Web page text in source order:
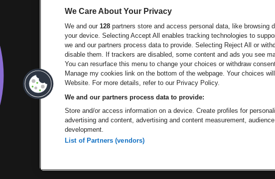
Visitez le site de Europcar
Visitez le site de
Visitez le site de Le logo
We Care About Your Privacy
We and our 128 partners store and access personal data, like browsing
your device. Selecting Accept All enables tracking technologies to
we and our partners process data to provide. Selecting Reject All or
disable them. If trackers are disabled, some content and ads you see
You can resurface this menu to change your choices or withdraw
Manage my cookies link on the bottom of the webpage. Your choices
Website. For more details, refer to our Privacy Policy.
We and our partners process data to provide:
Store and/or access information on a device. Create profiles for
advertising and content, advertising and content measurement,
development.
List of Partners (vendors)